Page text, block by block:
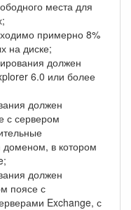
места для
примерно 8%
на диске;
должен
6.0 или более
должен
с сервером
доменом, в котором
должен
поясе с
Exchange, с